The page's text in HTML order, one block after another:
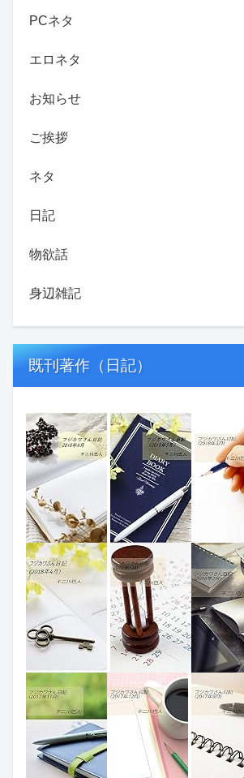
PCネタ
エロネタ
お知らせ
ご挨拶
ネタ
日記
物欲話
身辺雑記
既刊著作（日記）